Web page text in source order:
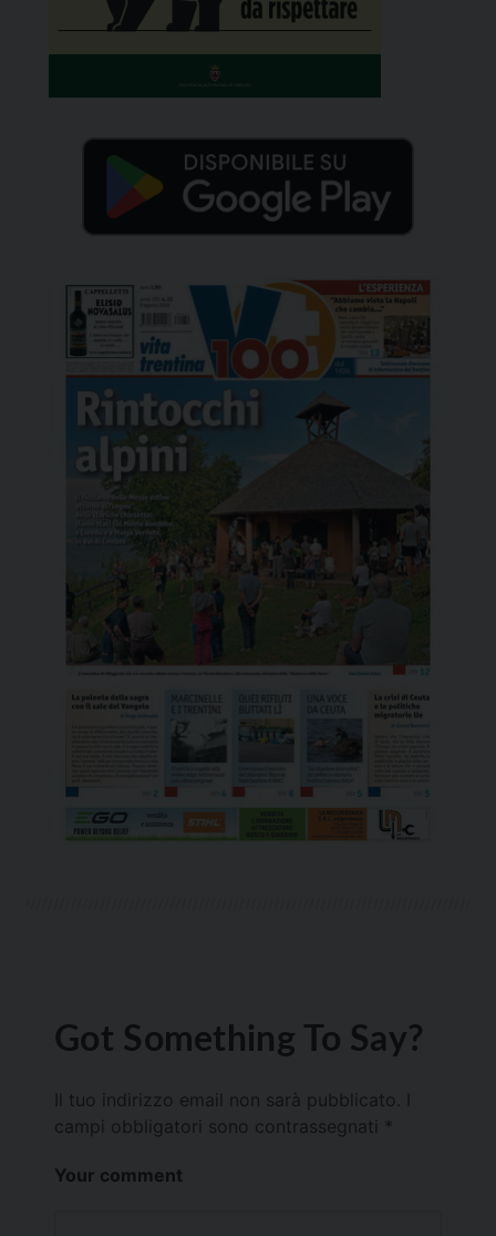
Got Something To Say?
Il tuo indirizzo email non sarà pubblicato.
campi obbligatori sono contrassegnati *
Your comment